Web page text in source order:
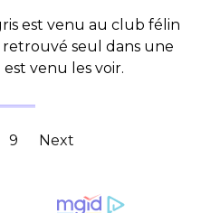
est venu au club félin
retrouvé seul dans une
venu les voir.
9 Next